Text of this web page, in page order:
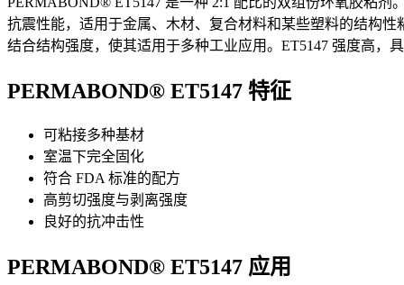
抗震性能，适用于金属、木材、复合材料和某些塑料的结构性
结合结构强度，使其适用于多种工业应用。ET5147 强度高，
PERMABOND® ET5147 特征
可粘接多种基材
室温下完全固化
符合 FDA 标准的配方
高剪切强度与剥离强度
良好的抗冲击性
PERMABOND® ET5147 应用